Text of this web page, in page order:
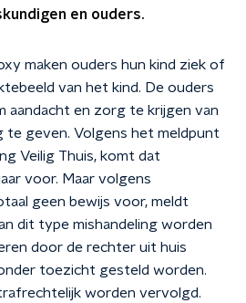
en ouders.
maken ouders hun kind ziek of
van het kind. De ouders
aandacht en zorg te krijgen van
te geven. Volgens het meldpunt
Veilig Thuis, komt dat
voor. Maar volgens
geen bewijs voor, meldt
dit type mishandeling worden
door de rechter uit huis
toezicht gesteld worden.
worden vervolgd.